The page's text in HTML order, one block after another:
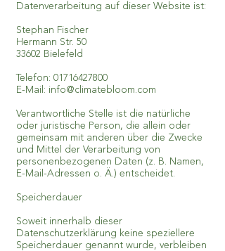
Datenverarbeitung auf dieser Website ist:
Stephan Fischer
Hermann Str. 50
33602 Bielefeld
Telefon: 01716427800
E-Mail: info@climatebloom.com
Verantwortliche Stelle ist die natürliche
oder juristische Person, die allein oder
gemeinsam mit anderen über die Zwecke
und Mittel der Verarbeitung von
personenbezogenen Daten (z. B. Namen,
E-Mail-Adressen o. Ä.) entscheidet.
Speicherdauer
Soweit innerhalb dieser
Datenschutzerklärung keine speziellere
Speicherdauer genannt wurde, verbleiben